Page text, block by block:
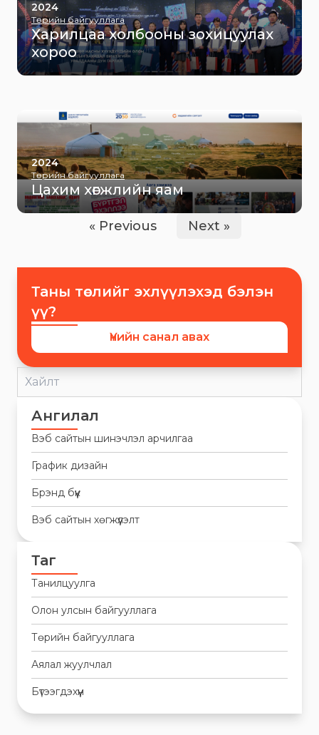
2024
Төрийн байгууллага
Харилцаа холбооны зохицуулах
хороо
2024
Төрийн байгууллага
Цахим хөгжлийн яам
« Previous Next »
Таны төслийг эхлүүлэхэд бэлэн
үү?
Үнийн санал авах
Ангилал
Вэб сайтын шинэчлэл арчилгаа
График дизайн
Брэнд бүүк
Вэб сайтын хөгжүүлэлт
Таг
Танилцуулга
Олон улсын байгууллага
Төрийн байгууллага
Аялал жуулчлал
Бүтээгдэхүүн